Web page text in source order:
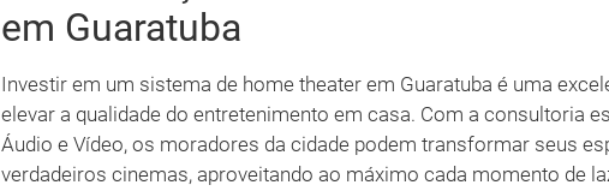
em Guaratuba
Investir em um sistema de home theater em Guaratuba é uma
elevar a qualidade do entretenimento em casa. Com a consultoria
Áudio e Vídeo, os moradores da cidade podem transformar seus
verdadeiros cinemas, aproveitando ao máximo cada momento de